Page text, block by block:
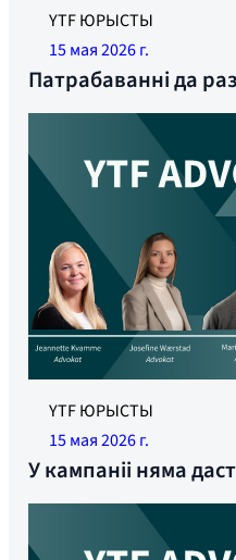
YTF ЮРЫСТЫ
15 мая 2026 г.
Патрабаванні да
YTF ЮРЫСТЫ
15 мая 2026 г.
У кампаніі няма